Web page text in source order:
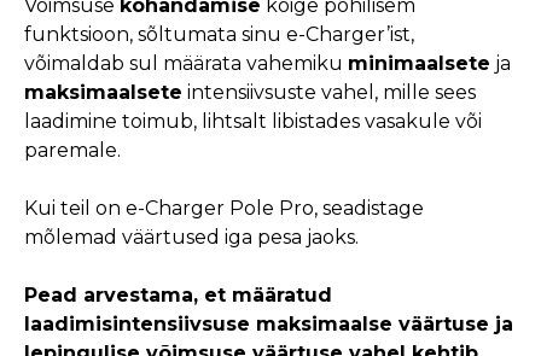
Võimsuse kohandamise kõige põhilisem
funktsioon, sõltumata sinu e-Charger’ist,
võimaldab sul määrata vahemiku minimaalsete ja
maksimaalsete intensiivsuste vahel, mille sees
laadimine toimub, lihtsalt libistades vasakule või
paremale.
Kui teil on e-Charger Pole Pro, seadistage
mõlemad väärtused iga pesa jaoks.
Pead arvestama, et määratud
laadimisintensiivsuse maksimaalse väärtuse ja